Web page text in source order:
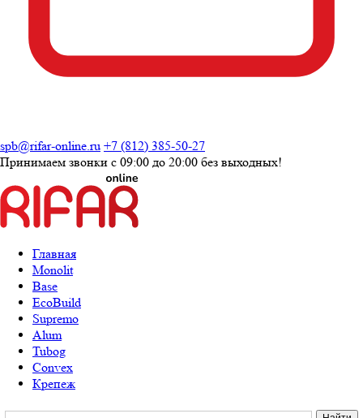
spb@rifar-online.ru +7 (812) 385-50-27
Принимаем звонки с 09:00 до 20:00 без выходных!
Главная
Monolit
Base
EcoBuild
Supremo
Alum
Tubog
Convex
Крепеж